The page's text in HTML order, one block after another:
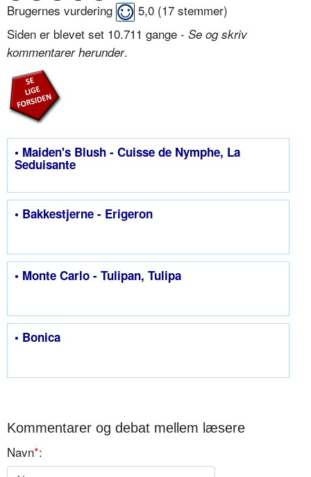
Brugernes vurdering 5,0 (17 stemmer)
Siden er blevet set 10.711 gange - Se og skriv
kommentarer herunder.
• Maiden's Blush - Cuisse de Nymphe, La
Seduisante
• Bakkestjerne - Erigeron
• Monte Carlo - Tulipan, Tulipa
• Bonica
Kommentarer og debat mellem læsere
Navn*: